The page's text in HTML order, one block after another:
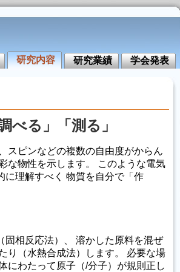
研究内容 研究業績 学会発表
べる」「測る」
スピンなどの複数の自由度がからん
な物性を示します。 このような電気
に理解すべく 物質を自分で「作
相反応法）、 溶かした原料を混ぜ
り（水熱合成法）します。 必要な場
にわたって原子（/分子）が規則正し